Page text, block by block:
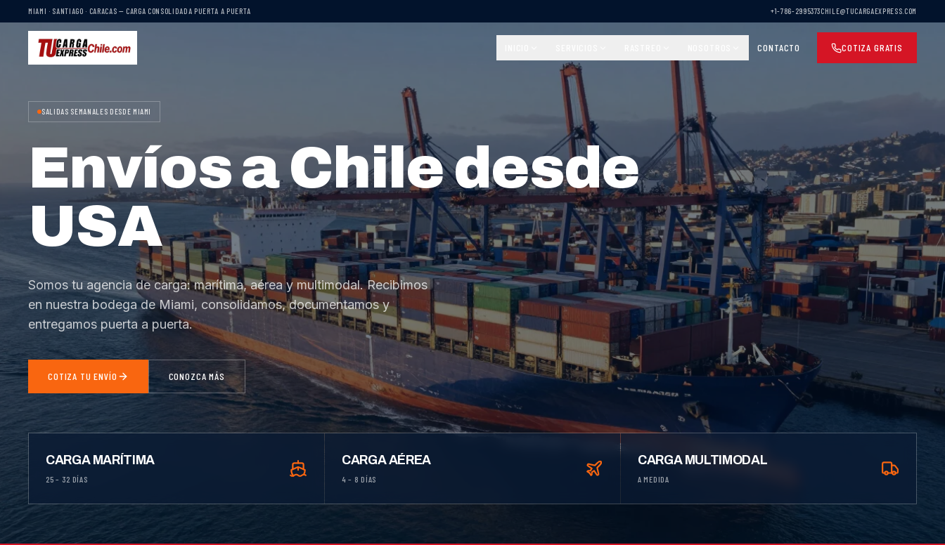
MIAMI · SANTIAGO · CARACAS — CARGA CONSOLIDADA PUERTA A PUERTA +1-786-2995373CHILE@TUCARGAEXPRESS.COM
CONTACTO COTIZA GRATIS
SALIDAS SEMANALES DESDE MIAMI
Envíos a Chile desde
USA
Somos tu agencia de carga: marítima, aérea y multimodal. Recibimos
en nuestra bodega de Miami, consolidamos, documentamos y
entregamos puerta a puerta.
COTIZA TU ENVÍO CONOZCA MÁS
CARGA MARÍTIMA
25 – 32 DÍAS
CARGA AÉREA
4 – 8 DÍAS
CARGA MULTIMODAL
A MEDIDA